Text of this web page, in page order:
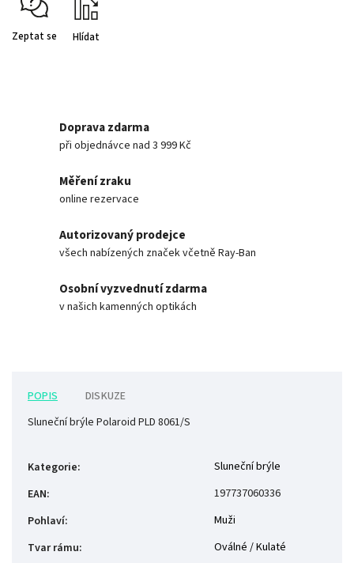
Zeptat se Hlídat
Doprava zdarma
při objednávce nad 3 999 Kč
Měření zraku
online rezervace
Autorizovaný prodejce
všech nabízených značek včetně Ray-Ban
Osobní vyzvednutí zdarma
v našich kamenných optikách
POPIS
DISKUZE
Sluneční brýle Polaroid PLD 8061/S
Kategorie:
Sluneční brýle
EAN:
197737060336
Pohlaví:
Muži
Tvar rámu:
Oválné / Kulaté